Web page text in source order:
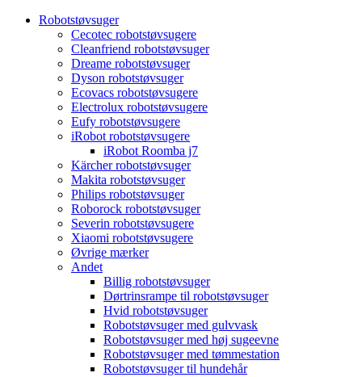
Robotstøvsuger
Cecotec robotstøvsugere
Cleanfriend robotstøvsuger
Dreame robotstøvsuger
Dyson robotstøvsuger
Ecovacs robotstøvsugere
Electrolux robotstøvsugere
Eufy robotstøvsugere
iRobot robotstøvsugere
iRobot Roomba j7
Kärcher robotstøvsuger
Makita robotstøvsuger
Philips robotstøvsuger
Roborock robotstøvsuger
Severin robotstøvsugere
Xiaomi robotstøvsugere
Øvrige mærker
Andet
Billig robotstøvsuger
Dørtrinsrampe til robotstøvsuger
Hvid robotstøvsuger
Robotstøvsuger med gulvvask
Robotstøvsuger med høj sugeevne
Robotstøvsuger med tømmestation
Robotstøvsuger til hundehår